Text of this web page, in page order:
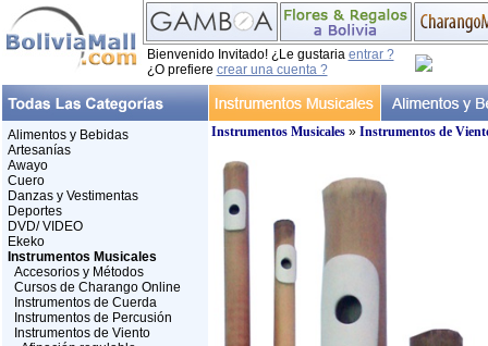
Bienvenido Invitado! ¿Le gustaria entrar ?
¿O prefiere crear una cuenta ?
Alimentos y Bebidas
Artesanías
Awayo
Cuero
Danzas y Vestimentas
Deportes
DVD/ VIDEO
Ekeko
Instrumentos Musicales
Accesorios y Métodos
Cursos de Charango Online
Instrumentos de Cuerda
Instrumentos de Percusión
Instrumentos de Viento
Instrumentos Musicales» Instrumentos de